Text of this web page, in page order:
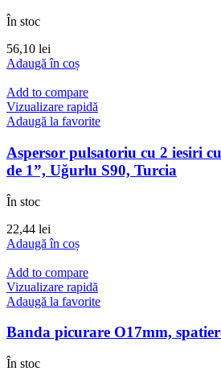
În stoc
56,10 lei
Adaugă în coș
Add to compare
Vizualizare rapidă
Adaugă la favorite
Aspersor pulsatoriu cu 2 iesiri
de 1”, Uğurlu S90, Turcia
În stoc
22,44 lei
Adaugă în coș
Add to compare
Vizualizare rapidă
Adaugă la favorite
Banda picurare O17mm,
În stoc